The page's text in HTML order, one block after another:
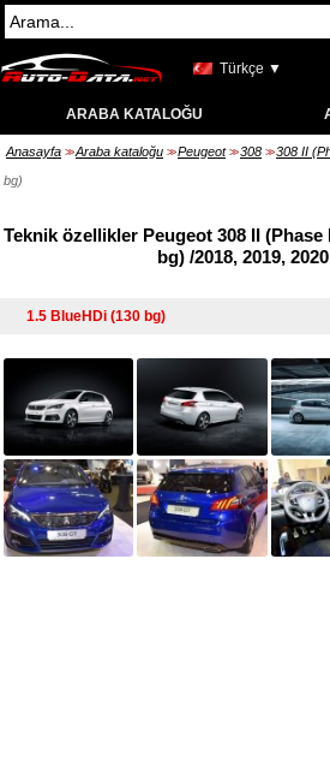
Türkçe ▼
ARABA KATALOĞU
Anasayfa >> Araba kataloğu >> Peugeot >> 308 >> 308 II
bg)
Teknik özellikler Peugeot 308 II (Phase
bg) /2018, 2019,